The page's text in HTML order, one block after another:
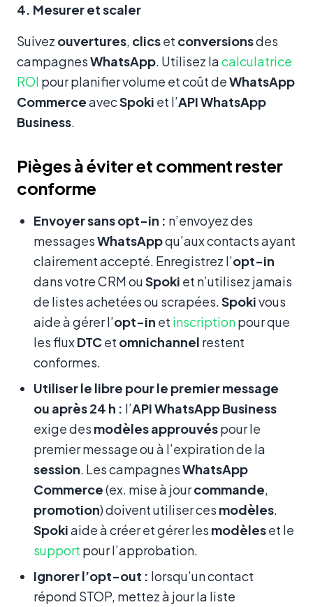
4. Mesurer et scaler
Suivez ouvertures, clicset conversionsdes
campagnesWhatsApp. Utilisez lacalculatrice
ROI pour planifier volume et coût deWhatsApp
CommerceavecSpoki et l’API WhatsApp
Business.
Pièges à éviter et comment rester
conforme
Envoyer sans opt-in : n’envoyez des
messagesWhatsAppqu’aux contacts ayant
clairement accepté. Enregistrez l’opt-in
dans votre CRM ouSpoki et n’utilisez jamais
de listes achetées ou scrapées.Spokivous
aide à gérer l’opt-in et inscriptionpour que
les fluxDTCet omnichannel restent
conformes.
Utiliser le libre pour le premier message
ou après 24 h : l’API WhatsApp Business
exige des modèles approuvéspour le
premier message ou à l’expiration de la
session. Les campagnesWhatsApp
Commerce(ex. mise à jourcommande,
promotion) doivent utiliser ces modèles.
Spokiaide à créer et gérer les modèleset le
support pour l’approbation.
Ignorer l’opt-out : lorsqu’un contact
répond STOP, mettez à jour la liste